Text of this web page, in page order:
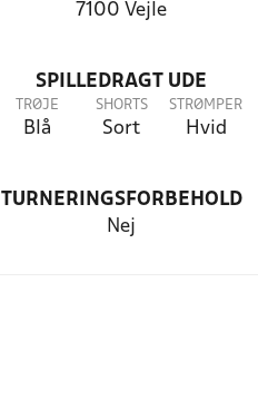
7100 Vejle
SPILLEDRAGT UDE
TRØJE
Blå
SHORTS
Sort
STRØMPER
Hvid
TURNERINGSFORBEHOLD
Nej